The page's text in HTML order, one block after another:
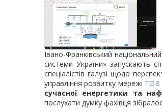
Івано-Франківський
системи України» запускають
спеціалістів галузі щодо
управління розвитку мережі ТОВ
сучасної енергетики та
послухати думку фахівця